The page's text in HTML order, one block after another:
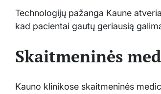
Technologijų pažanga Kaune
kad pacientai gautų geriausią
Skaitmeninės
Kauno klinikose skaitmeninės